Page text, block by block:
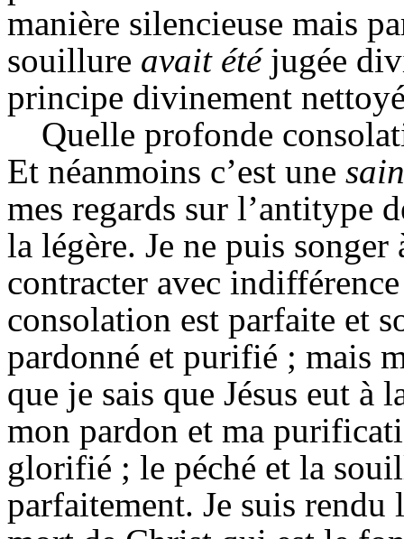
manière silencieuse mais
souillure avait étéjugée
principe divinement
Quelle profonde
Et néanmoins c’est une
mes regards sur l’antitype
la légère. Je ne puis
contracter avec
consolation est parfaite et
pardonné et purifié ; mais
que je sais que Jésus eut à
mon pardon et ma
glorifié ; le péché et la
parfaitement. Je suis rendu